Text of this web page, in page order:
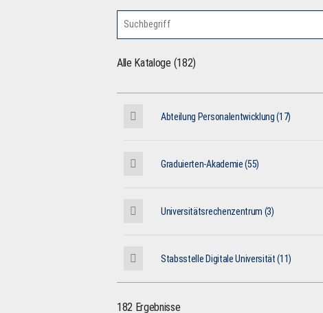
Alle Kataloge (182)
Abteilung Personalentwicklung (17)
Graduierten-Akademie (55)
Universitätsrechenzentrum (3)
Stabsstelle Digitale Universität (11)
182 Ergebnisse